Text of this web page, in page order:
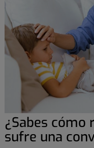
¿Sabes cómo
sufre una